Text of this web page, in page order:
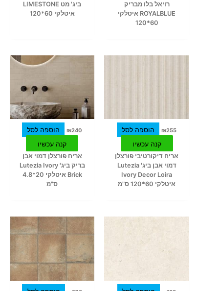
רויאל בלו מבריק
ROYALBLUE איטלקי
60*120
ביג' מט LIMESTONE
איטלקי 60*120
₪255
הוספה לסל
קנה עכשיו
אריח דיקורטיבי פורצלן
דמוי אבן ביג' Lutezia
Ivory Decor Loira
איטלקי 60*120 ס"מ
₪240
הוספה לסל
קנה עכשיו
אריח פורצלן דמוי אבן
בריק ביג' Lutezia Ivory
Brick איטלקי 20*4.8
ס"מ